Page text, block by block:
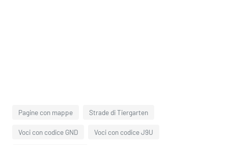
Pagine con mappe Strade di Tiergarten
Voci con codice GND Voci con codice J9U